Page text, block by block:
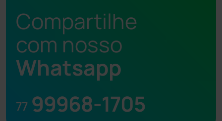
Compartilhe
com nosso
Whatsapp
77 99968-1705